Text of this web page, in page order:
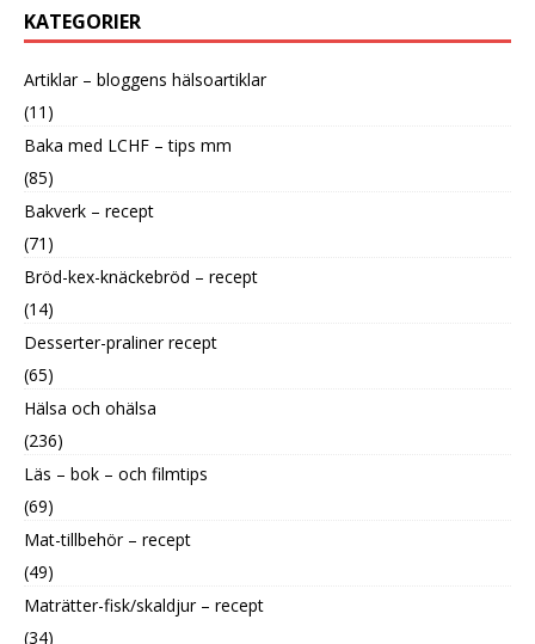
KATEGORIER
Artiklar – bloggens hälsoartiklar
(11)
Baka med LCHF – tips mm
(85)
Bakverk – recept
(71)
Bröd-kex-knäckebröd – recept
(14)
Desserter-praliner recept
(65)
Hälsa och ohälsa
(236)
Läs – bok – och filmtips
(69)
Mat-tillbehör – recept
(49)
Maträtter-fisk/skaldjur – recept
(34)